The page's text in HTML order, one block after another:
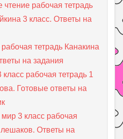
чтение рабочая тетрадь
3 класс. Ответы на
тетрадь Канакина
на задания
рабочая тетрадь 1
Готовые ответы на
3 класс рабочая
Ответы на